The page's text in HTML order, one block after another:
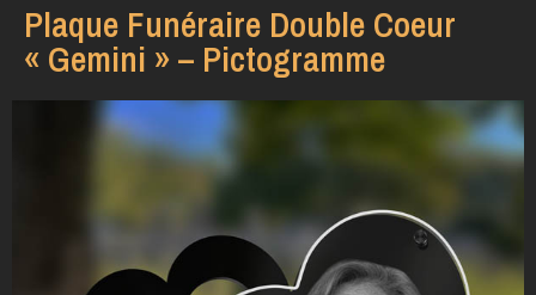
Plaque Funéraire Double Coeur
« Gemini » – Pictogramme